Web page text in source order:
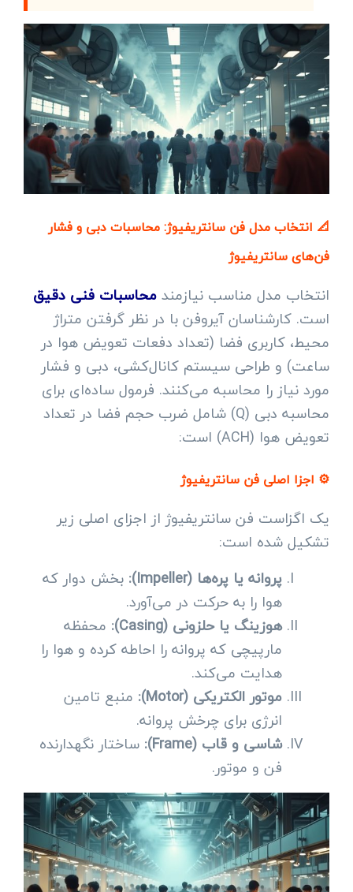
📐 انتخاب مدل فن سانتریفیوژ: محاسبات دبی و فشار
فن‌های سانتریفیوژ
انتخاب مدل مناسب نیازمندمحاسبات فنی دقیق
است. کارشناسان آیروفن با در نظر گرفتن متراژ
محیط، کاربری فضا (تعداد دفعات تعویض هوا در
ساعت) و طراحی سیستم کانال‌کشی، دبی و فشار
مورد نیاز را محاسبه می‌کنند. فرمول ساده‌ای برای
محاسبه دبی (Q) شامل ضرب حجم فضا در تعداد
تعویض هوا (ACH) است:
⚙️ اجزا اصلی فن سانتریفیوژ
یک اگزاست فن سانتریفیوژ از اجزای اصلی زیر
تشکیل شده است:
پروانه یا پره‌ها (Impeller):
بخش دوار که
هوا را به حرکت در می‌آورد.
هوزینگ یا حلزونی (Casing):
محفظه
مارپیچی که پروانه را احاطه کرده و هوا را
هدایت می‌کند.
موتور الکتریکی (Motor):
منبع تامین
انرژی برای چرخش پروانه.
شاسی و قاب (Frame):
ساختار نگهدارنده
فن و موتور.